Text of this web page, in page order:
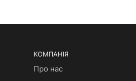
КОМПАНІЯ
Про нас